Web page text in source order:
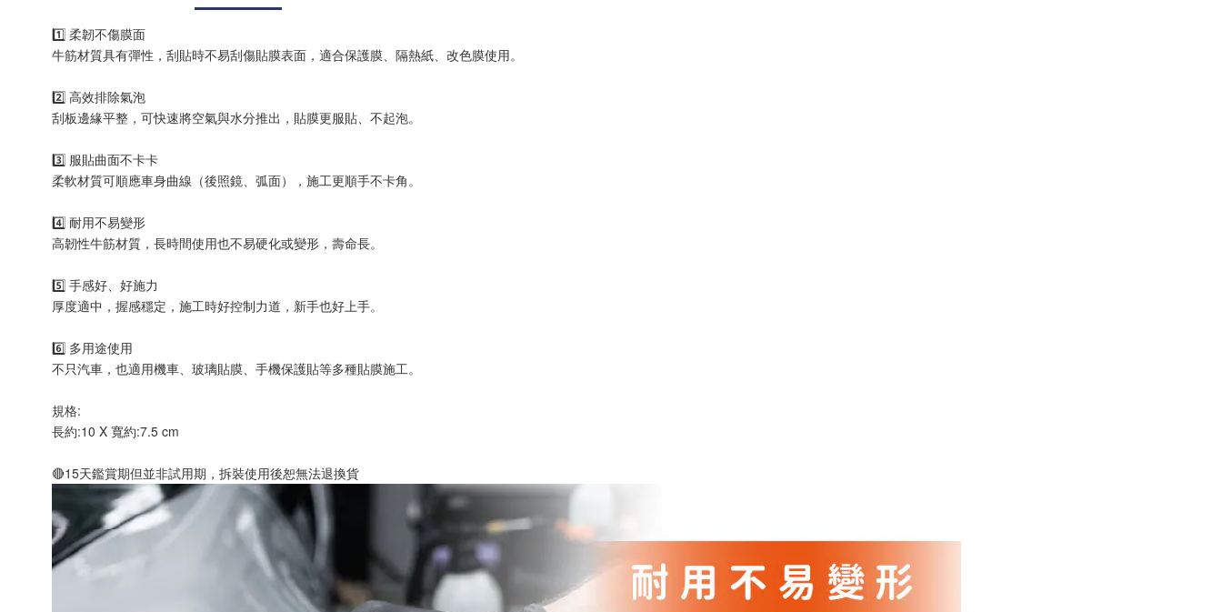
1️⃣ 柔韌不傷膜面
牛筋材質具有彈性，刮貼時不易刮傷貼膜表面，適合保護膜、隔熱紙、改色膜使用。
2️⃣ 高效排除氣泡
刮板邊緣平整，可快速將空氣與水分推出，貼膜更服貼、不起泡。
3️⃣ 服貼曲面不卡卡
柔軟材質可順應車身曲線（後照鏡、弧面），施工更順手不卡角。
4️⃣ 耐用不易變形
高韌性牛筋材質，長時間使用也不易硬化或變形，壽命長。
5️⃣ 手感好、好施力
厚度適中，握感穩定，施工時好控制力道，新手也好上手。
6️⃣ 多用途使用
不只汽車，也適用機車、玻璃貼膜、手機保護貼等多種貼膜施工。
規格:
長約:10 X 寬約:7.5 cm
🔴15天鑑賞期但並非試用期，拆裝使用後恕無法退換貨